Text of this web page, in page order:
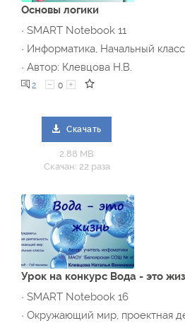
Основы логики
· SMART Notebook 11
· Информатика, Начальный класс
· Автор: Клевцова Н.В.
2 0
Скачать
2.88 MB
Скачан: 22 раза
Урок на конкурс Вода - это
· SMART Notebook 16
· Окружающий мир, проектная